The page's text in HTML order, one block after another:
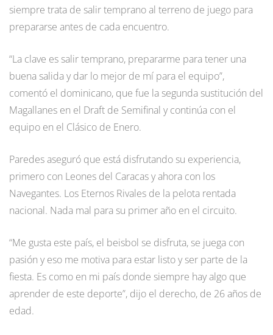
siempre trata de salir temprano al terreno de juego para
prepararse antes de cada encuentro.
“La clave es salir temprano, prepararme para tener una
buena salida y dar lo mejor de mí para el equipo”,
comentó el dominicano, que fue la segunda sustitución del
Magallanes en el Draft de Semifinal y continúa con el
equipo en el Clásico de Enero.
Paredes aseguró que está disfrutando su experiencia,
primero con Leones del Caracas y ahora con los
Navegantes. Los Eternos Rivales de la pelota rentada
nacional. Nada mal para su primer año en el circuito.
“Me gusta este país, el beisbol se disfruta, se juega con
pasión y eso me motiva para estar listo y ser parte de la
fiesta. Es como en mi país donde siempre hay algo que
aprender de este deporte”, dijo el derecho, de 26 años de
edad.